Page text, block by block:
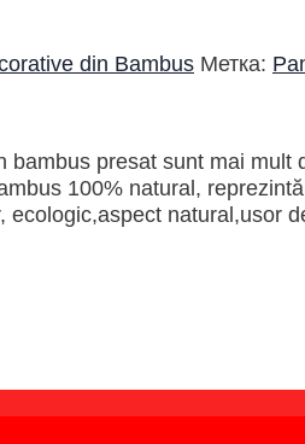
din Bambus Метка:
bambus presat sunt mai
100% natural,
ecologic,aspect natural,usor